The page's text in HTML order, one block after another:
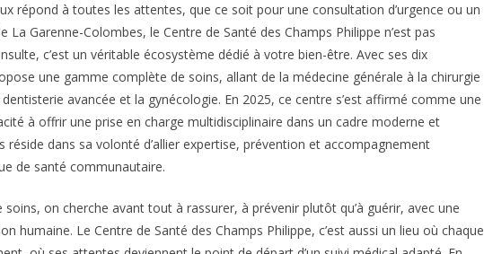
répond à toutes les attentes, que ce soit pour une consultation d’urgence ou un
La Garenne-Colombes, le Centre de Santé des Champs Philippe n’est pas
c’est un véritable écosystème dédié à votre bien-être. Avec ses dix
une gamme complète de soins, allant de la médecine générale à la chirurgie
avancée et la gynécologie. En 2025, ce centre s’est affirmé comme une
à offrir une prise en charge multidisciplinaire dans un cadre moderne et
réside dans sa volonté d’allier expertise, prévention et accompagnement
de santé communautaire.
on cherche avant tout à rassurer, à prévenir plutôt qu’à guérir, avec une
humaine. Le Centre de Santé des Champs Philippe, c’est aussi un lieu où chaque